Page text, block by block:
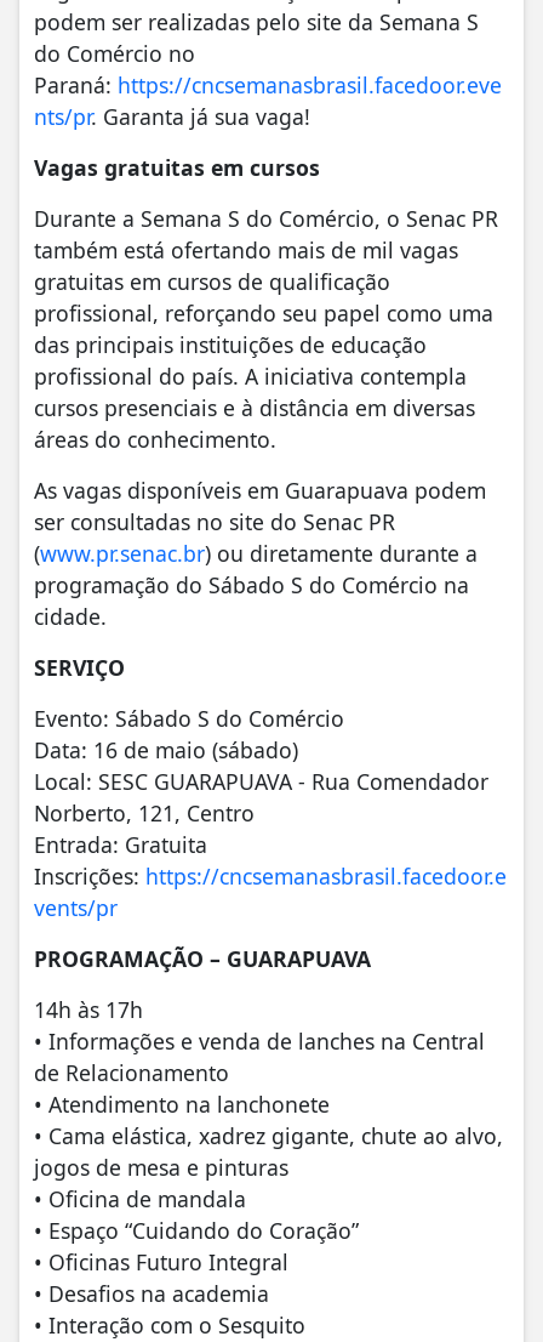
podem ser realizadas pelo site da Semana S
do Comércio no
Paraná: https://cncsemanasbrasil.facedoor.eve
nts/pr. Garanta já sua vaga!
Vagas gratuitas em cursos
Durante a Semana S do Comércio, o Senac PR
também está ofertando mais de mil vagas
gratuitas em cursos de qualificação
profissional, reforçando seu papel como uma
das principais instituições de educação
profissional do país. A iniciativa contempla
cursos presenciais e à distância em diversas
áreas do conhecimento.
As vagas disponíveis em Guarapuava podem
ser consultadas no site do Senac PR
(www.pr.senac.br) ou diretamente durante a
programação do Sábado S do Comércio na
cidade.
SERVIÇO
Evento: Sábado S do Comércio
Data: 16 de maio (sábado)
Local: SESC GUARAPUAVA - Rua Comendador
Norberto, 121, Centro
Entrada: Gratuita
Inscrições: https://cncsemanasbrasil.facedoor.e
vents/pr
PROGRAMAÇÃO – GUARAPUAVA
14h às 17h
• Informações e venda de lanches na Central
de Relacionamento
• Atendimento na lanchonete
• Cama elástica, xadrez gigante, chute ao alvo,
jogos de mesa e pinturas
• Oficina de mandala
• Espaço “Cuidando do Coração”
• Oficinas Futuro Integral
• Desafios na academia
• Interação com o Sesquito